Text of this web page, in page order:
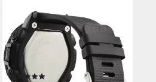
CASIO PRO TREK SMART
Smartwatch, Armbanduhr,
Herrenuhr, Digitaluhr,
Weltzeit, Bluetooth